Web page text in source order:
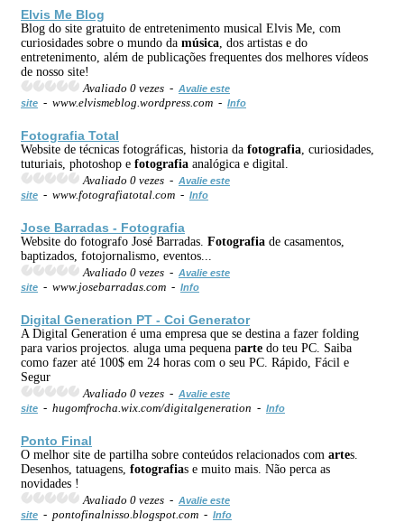
Elvis Me Blog
Blog do site gratuito de entretenimento musical Elvis Me, com
curiosidades sobre o mundo da música , dos artistas e do
entretenimento, além de publicações frequentes dos melhores vídeos
de nosso site!
Avaliado 0 vezes - Avalie este
site - www.elvismeblog.wordpress.com - Info
Fotografia Total
Website de técnicas fotográficas, historia da fotografia , curiosidades,
tuturiais, photoshop e fotografia analógica e digital.
Avaliado 0 vezes - Avalie este
site - www.fotografiatotal.com - Info
Jose Barradas - Fotografia
Website do fotografo José Barradas. Fotografia de casamentos,
baptizados, fotojornalismo, eventos...
Avaliado 0 vezes - Avalie este
site - www.josebarradas.com - Info
Digital Generation PT - Coi Generator
A Digital Generation é uma empresa que se destina a fazer folding
para varios projectos. aluga uma pequena parte do teu PC. Saiba
como fazer até 100$ em 24 horas com o seu PC. Rápido, Fácil e
Segur
Avaliado 0 vezes - Avalie este
site - hugomfrocha.wix.com/digitalgeneration - Info
Ponto Final
O melhor site de partilha sobre conteúdos relacionados com artes.
Desenhos, tatuagens, fotografias e muito mais. Não perca as
novidades !
Avaliado 0 vezes - Avalie este
site - pontofinalnisso.blogspot.com - Info